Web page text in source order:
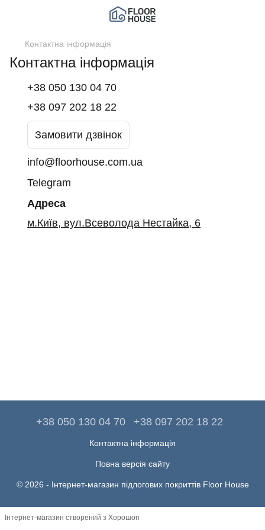
Контактна інформація
Контактна інформація
+38 050 130 04 70
+38 097 202 18 22
Замовити дзвінок
info@floorhouse.com.ua
Telegram
Адреса
м.Київ, вул.Всеволода Нестайка, 6
+38 050 130 04 70 +38 097 202 18 22
Контактна інформація
Повна версія сайту
© 2026 - Інтернет-магазин підлогових покриттів Floor House
Інтернет-магазин створений з Хорошоп